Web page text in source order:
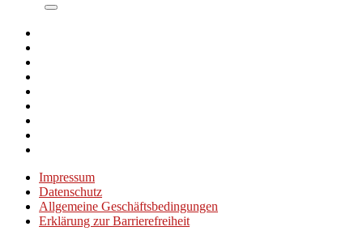
Impressum
Datenschutz
Allgemeine Geschäftsbedingungen
Erklärung zur Barrierefreiheit